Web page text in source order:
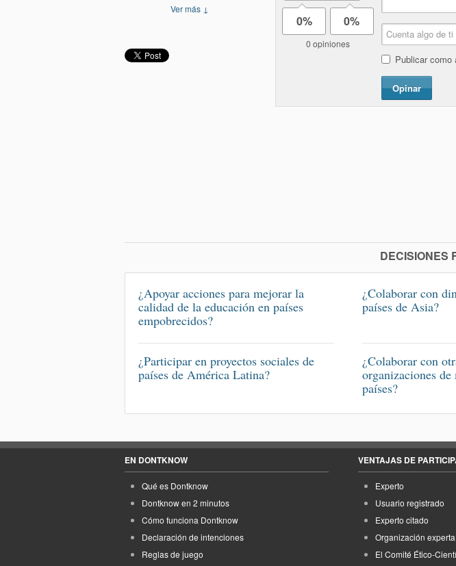
Ver más ↓
0% 0%
0 opiniones
Publicar como
Opinar
DECISIONES
¿Apoyar acciones para mejorar la
calidad de la educación en países
empobrecidos?
¿Colaborar con
países de Asia?
¿Participar en proyectos sociales de
países de América Latina?
¿Colaborar con
organizaciones
países?
EN DONTKNOW
Qué es Dontknow
Dontknow en 2 minutos
Cómo funciona Dontknow
Declaración de intenciones
Reglas de juego
VENTAJAS DE
Experto
Usuario registrado
Experto citado
Organización experta
El Comité Ético-